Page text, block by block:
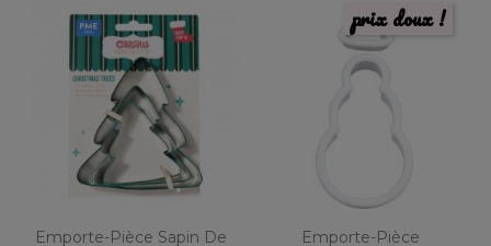
Emporte-Pièce Sapin De Emporte-Pièce
prix doux !